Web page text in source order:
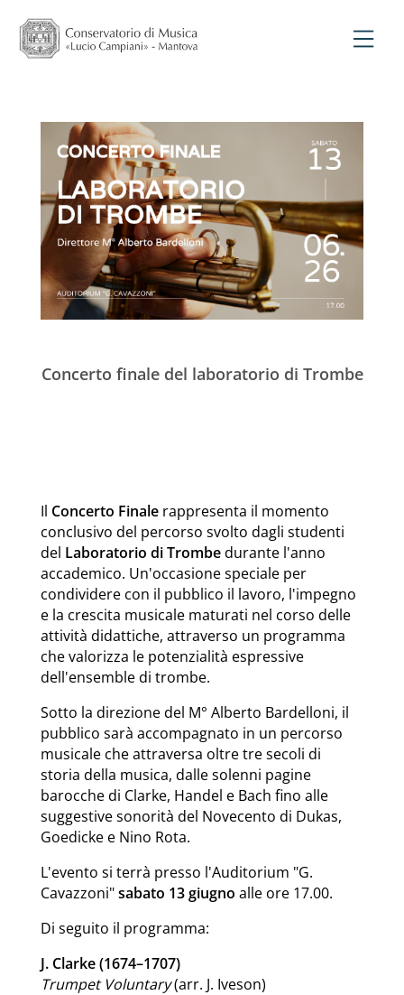
Concerto finale del laboratorio di Trombe
Il Concerto Finale rappresenta il momento
conclusivo del percorso svolto dagli studenti
del Laboratorio di Trombedurante l'anno
accademico. Un'occasione speciale per
condividere con il pubblico il lavoro, l'impegno
e la crescita musicale maturati nel corso delle
attività didattiche, attraverso un programma
che valorizza le potenzialità espressive
dell'ensemble di trombe.
Sotto la direzione del M° Alberto Bardelloni, il
pubblico sarà accompagnato in un percorso
musicale che attraversa oltre tre secoli di
storia della musica, dalle solenni pagine
barocche di Clarke, Handel e Bach fino alle
suggestive sonorità del Novecento di Dukas,
Goedicke e Nino Rota.
L'evento si terrà presso l'Auditorium "G.
Cavazzoni"sabato 13 giugno alle ore 17.00.
Di seguito il programma:
J. Clarke (1674–1707)
Trumpet Voluntary(arr. J. Iveson)